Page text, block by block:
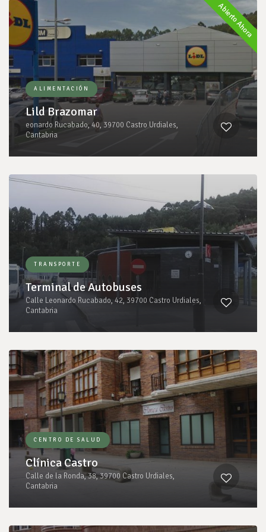
Abierto Ahora
ALIMENTACIÓN
Lild Brazomar
eonardo Rucabado, 40, 39700 Castro Urdiales,
Cantabria
TRANSPORTE
Terminal de Autobuses
Calle Leonardo Rucabado, 42, 39700 Castro Urdiales,
Cantabria
CENTRO DE SALUD
Clínica Castro
Calle de la Ronda, 38, 39700 Castro Urdiales,
Cantabria